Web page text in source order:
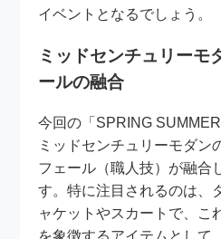
イベントとなるでしょう。
ミッドセンチュリーモ
ールの融合
今回の「SPRING
ミッドセンチュリーモダン
フェール（職人技）が融合
す。特に注目されるのは、
ャケットやスカートで、こ